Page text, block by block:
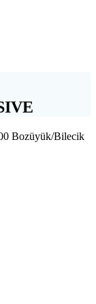
Bozüyük/Bilecik